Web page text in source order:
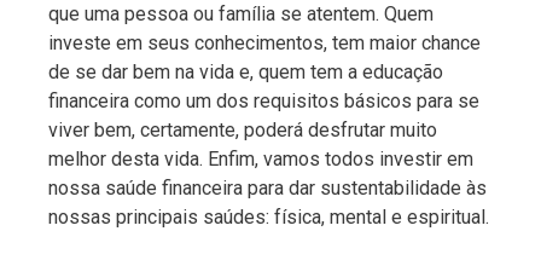
que uma pessoa ou família se atentem. Quem
investe em seus conhecimentos, tem maior chance
de se dar bem na vida e, quem tem a educação
financeira como um dos requisitos básicos para se
viver bem, certamente, poderá desfrutar muito
melhor desta vida. Enfim, vamos todos investir em
nossa saúde financeira para dar sustentabilidade às
nossas principais saúdes: física, mental e espiritual.